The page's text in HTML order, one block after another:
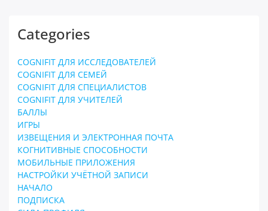
Categories
COGNIFIT ДЛЯ ИССЛЕДОВАТЕЛЕЙ
COGNIFIT ДЛЯ СЕМЕЙ
COGNIFIT ДЛЯ СПЕЦИАЛИСТОВ
COGNIFIT ДЛЯ УЧИТЕЛЕЙ
БАЛЛЫ
ИГРЫ
ИЗВЕЩЕНИЯ И ЭЛЕКТРОННАЯ ПОЧТА
КОГНИТИВНЫЕ СПОСОБНОСТИ
МОБИЛЬНЫЕ ПРИЛОЖЕНИЯ
НАСТРОЙКИ УЧЁТНОЙ ЗАПИСИ
НАЧАЛО
ПОДПИСКА